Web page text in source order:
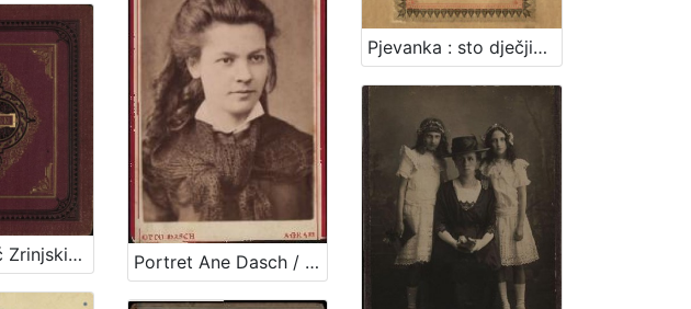
Nikola Šubić Zrinjski : glasbena tragedija u 3 čina (8 slika) : op. 403 / glasbotvorio Ivan pl. Zajc ; po drami Teodora Körnera napisao Hugo Badalić ; priređeno po sladatelju za glasovir ujedno s pjevanjem i sa hrvatskim i talijanskim tekstom. Zagreb, [1884].
Pjevanka : sto dječjih popievaka za jedno grlo s napjevi, tekstom i metodičkim uvodom : za pučke škole i zabavišta / uredio Fr. Š. Kuhač
Portret Ane Dasch / Otto Dasch